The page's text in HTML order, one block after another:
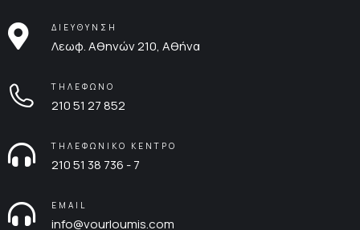
ΔΙΕΥΘΥΝΣΗ
Λεωφ. Αθηνών 210, Αθήνα
ΤΗΛΕΦΩΝΟ
210 51 27 852
ΤΗΛΕΦΩΝΙΚΟ ΚΕΝΤΡΟ
210 51 38 736 - 7
EMAIL
info@vourloumis.com